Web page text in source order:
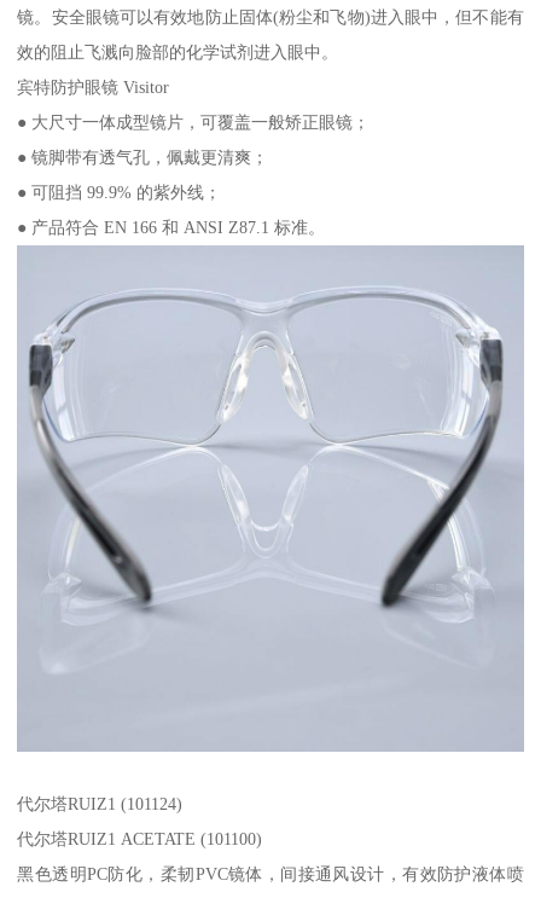
镜。安全眼镜可以有效地防止固体(粉尘和飞物)进入眼中，但不能有
效的阻止飞溅向脸部的化学试剂进入眼中。
宾特防护眼镜 Visitor
● 大尺寸一体成型镜片，可覆盖一般矫正眼镜；
● 镜脚带有透气孔，佩戴更清爽；
● 可阻挡 99.9% 的紫外线；
● 产品符合 EN 166 和 ANSI Z87.1 标准。
代尔塔RUIZ1 (101124)
代尔塔RUIZ1 ACETATE (101100)
黑色透明PC防化，柔韧PVC镜体，间接通风设计，有效防护液体喷